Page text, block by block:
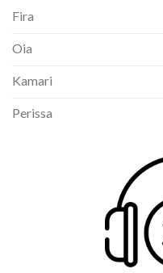
Fira
Oia
Kamari
Perissa